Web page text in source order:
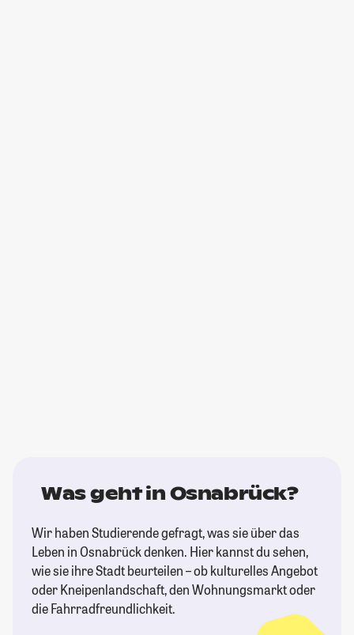
Was geht in Osnabrück?
Wir haben Studierende gefragt, was sie über das
Leben in Osnabrück denken. Hier kannst du sehen,
wie sie ihre Stadt beurteilen – ob kulturelles Angebot
oder Kneipenlandschaft, den Wohnungsmarkt oder
die Fahrradfreundlichkeit.